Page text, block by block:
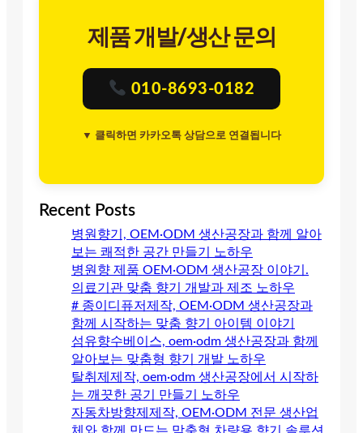
제품 개발/생산 문의
010-8693-0182
▼ 클릭하면 카카오톡 상담으로 연결됩니다
Recent Posts
병원향기, OEM·ODM 생산공장과 함께 알아
보는 쾌적한 공간 만들기 노하우
병원향 제품 OEM·ODM 생산공장 이야기.
의료기관 맞춤 향기 개발과 제조 노하우
# 종이디퓨저제작, OEM·ODM 생산공장과
함께 시작하는 맞춤 향기 아이템 이야기
섬유향수베이스, oem·odm 생산공장과 함께
알아보는 맞춤형 향기 개발 노하우
탈취제제작, oem·odm 생산공장에서 시작하
는 깨끗한 공기 만들기 노하우
자동차방향제제작, OEM·ODM 전문 생산업